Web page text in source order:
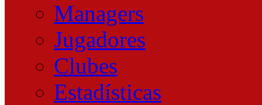
Managers
Jugadores
Clubes
Estadísticas